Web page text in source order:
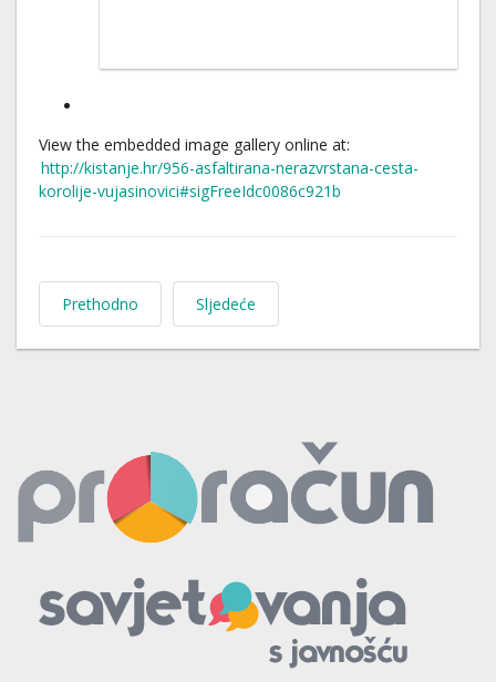
View the embedded image gallery online at:
http://kistanje.hr/956-asfaltirana-nerazvrstana-cesta-
korolije-vujasinovici#sigFreeIdc0086c921b
Prethodno Sljedeće